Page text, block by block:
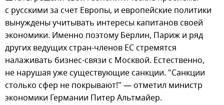
с русскими за счет Европы, и европейские политики
вынуждены учитывать интересы капитанов своей
экономики. Именно поэтому Берлин, Париж и ряд
других ведущих стран-членов ЕС стремятся
налаживать бизнес-связи с Москвой. Естественно,
не нарушая уже существующие санкции. "Санкции
столько сфер не покрывают!" — отметил министр
экономики Германии Питер Альтмайер.